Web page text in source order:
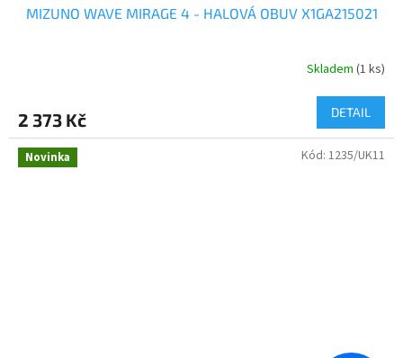
MIZUNO WAVE MIRAGE 4 - HALOVÁ OBUV X1GA215021
Skladem (1 ks)
2 373 Kč DETAIL
Novinka Kód: 1235/UK11